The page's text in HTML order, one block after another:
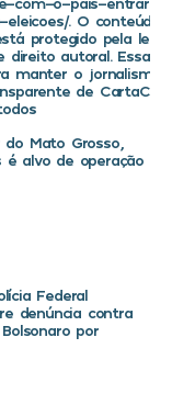
. O conteúdo
protegido pela
direito autoral. Essa
manter o jornalismo
de
Mato Grosso,
é alvo de operação
Federal
denúncia contra
por